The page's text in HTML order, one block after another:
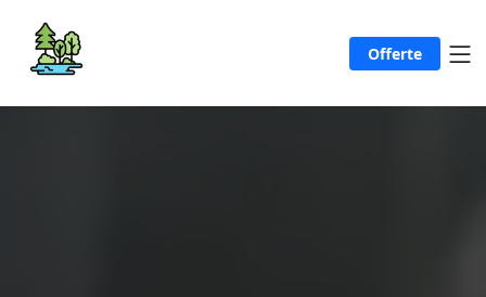
Offerte